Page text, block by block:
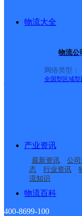
物流大全
物流公
网络类型：
全国型 区域型
产业资讯
最新资讯
公司
态
行业资讯
流知识
物流百科
400-8699-100
顺丰速运
派送范
镇安县
派送范
涝巷街
园，教